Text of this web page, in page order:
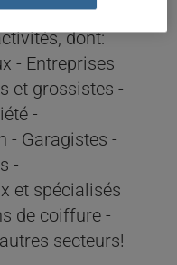
pour de
dont:
- Entreprises
et grossistes -
-
- Garagistes -
-
et spécialisés
de coiffure -
secteurs!